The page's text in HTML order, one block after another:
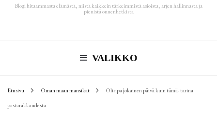
Blogi hitaammasta elämästä, niistä kaikkein tärkeimmistä asioista, arjen hallinnasta ja
pienistä onnenhetkistä
VALIKKO
Etusivu Oman maan mansikat
Olisipa jokainen päivä kuin tämä- tarina
pastarakkaudesta